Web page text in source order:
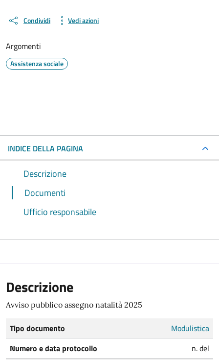
Condividi Vedi azioni
Argomenti
Assistenza sociale
INDICE DELLA PAGINA
Descrizione
Documenti
Ufficio responsabile
Descrizione
Avviso pubblico assegno natalità 2025
Tipo documento
Modulistica
Numero e data protocollo
n. del